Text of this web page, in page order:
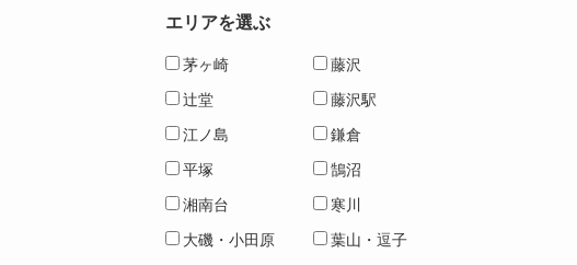
エリアを選ぶ
茅ヶ崎
藤沢
辻堂
藤沢駅
江ノ島
鎌倉
平塚
鵠沼
湘南台
寒川
大磯・小田原
葉山・逗子